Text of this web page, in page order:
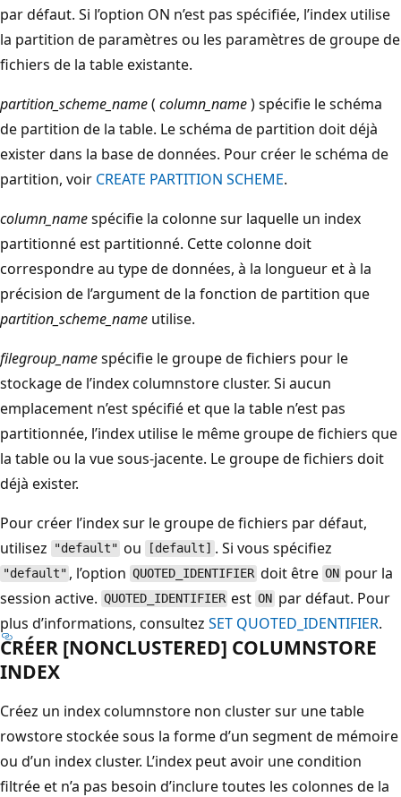
par défaut. Si l’option ON n’est pas spécifiée, l’index utilise
la partition de paramètres ou les paramètres de groupe de
fichiers de la table existante.
partition_scheme_name( column_name) spécifie le schéma
de partition de la table. Le schéma de partition doit déjà
exister dans la base de données. Pour créer le schéma de
partition, voir CREATE PARTITION SCHEME.
column_namespécifie la colonne sur laquelle un index
partitionné est partitionné. Cette colonne doit
correspondre au type de données, à la longueur et à la
précision de l’argument de la fonction de partition que
partition_scheme_name utilise.
filegroup_namespécifie le groupe de fichiers pour le
stockage de l’index columnstore cluster. Si aucun
emplacement n’est spécifié et que la table n’est pas
partitionnée, l’index utilise le même groupe de fichiers que
la table ou la vue sous-jacente. Le groupe de fichiers doit
déjà exister.
Pour créer l’index sur le groupe de fichiers par défaut,
utilisez
"default" ou [default] . Si vous spécifiez
"default" , l’option QUOTED_IDENTIFIER doit être ON pour la
session active. QUOTED_IDENTIFIER estONpar défaut. Pour
plus d’informations, consultez SET QUOTED_IDENTIFIER.
CRÉER [NONCLUSTERED] COLUMNSTORE
INDEX
Créez un index columnstore non cluster sur une table
rowstore stockée sous la forme d’un segment de mémoire
ou d’un index cluster. L’index peut avoir une condition
filtrée et n’a pas besoin d’inclure toutes les colonnes de la